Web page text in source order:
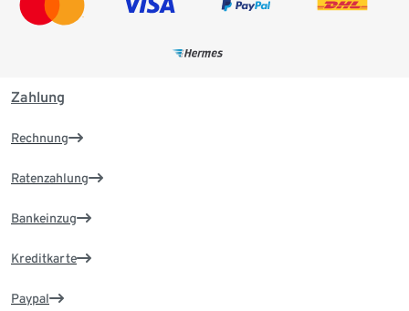
Zahlung
Rechnung
Ratenzahlung
Bankeinzug
Kreditkarte
Paypal